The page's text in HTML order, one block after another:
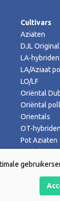
Cultivars
Aziaten
DJL Original
LA-hybriden
LA/Aziaat
LO/LF
Oriëntal
Oriëntal
Orientals
OT-hybriden
Pot Aziaten